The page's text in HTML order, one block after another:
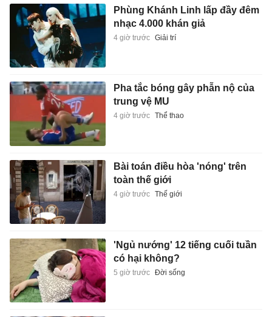
Phùng Khánh Linh lấp đầy đêm
nhạc 4.000 khán giả
4 giờ trước Giải trí
Pha tắc bóng gây phẫn nộ của
trung vệ MU
4 giờ trước Thể thao
Bài toán điều hòa 'nóng' trên
toàn thế giới
4 giờ trước Thế giới
'Ngủ nướng' 12 tiếng cuối tuần
có hại không?
5 giờ trước Đời sống